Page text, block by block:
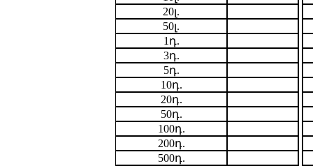
20լ.
50լ.
1դ.
3դ.
5դ.
10դ.
20դ.
50դ.
100դ.
200դ.
500դ.